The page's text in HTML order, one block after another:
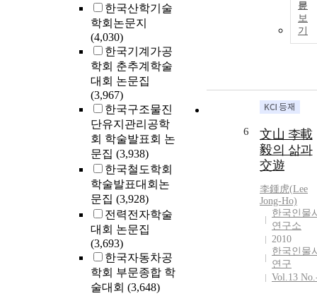
한국산학기술
학회논문지
(4,030)
한국기계가공
학회 춘추계학술
대회 논문집
(3,967)
한국구조물진
단유지관리공학
회 학술발표회 논
문집 (3,938)
한국철도학회
학술발표대회논
문집 (3,928)
전력전자학술
대회 논문집
(3,693)
한국자동차공
학회 부문종합 학
술대회 (3,648)
문
보
기
6
文山 李載
毅의 삶과
交遊
李鍾虎(Lee
Jong-Ho)
한국인물
연구소
2010
한국인물
연구
Vol.13